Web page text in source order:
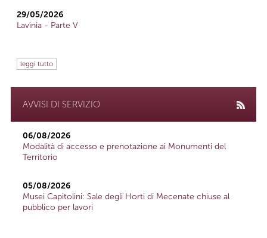
29/05/2026
Lavinia - Parte V
leggi tutto
AVVISI DI SERVIZIO
06/08/2026
Modalità di accesso e prenotazione ai Monumenti del
Territorio
05/08/2026
Musei Capitolini: Sale degli Horti di Mecenate chiuse al
pubblico per lavori